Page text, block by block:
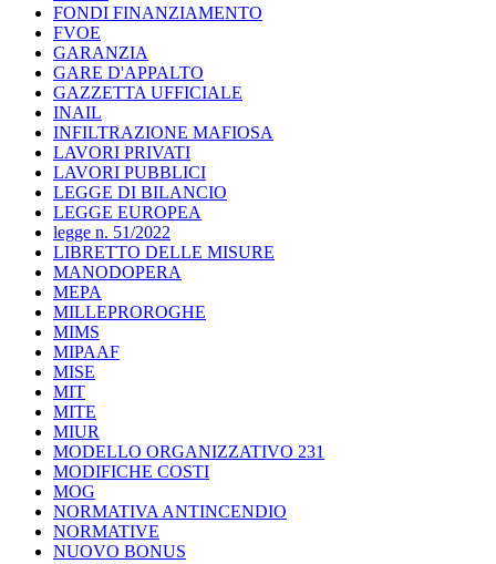
FONDI FINANZIAMENTO
FVOE
GARANZIA
GARE D'APPALTO
GAZZETTA UFFICIALE
INAIL
INFILTRAZIONE MAFIOSA
LAVORI PRIVATI
LAVORI PUBBLICI
LEGGE DI BILANCIO
LEGGE EUROPEA
legge n. 51/2022
LIBRETTO DELLE MISURE
MANODOPERA
MEPA
MILLEPROROGHE
MIMS
MIPAAF
MISE
MIT
MITE
MIUR
MODELLO ORGANIZZATIVO 231
MODIFICHE COSTI
MOG
NORMATIVA ANTINCENDIO
NORMATIVE
NUOVO BONUS